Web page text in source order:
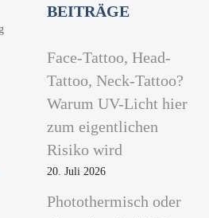
BEITRÄGE
Face-Tattoo, Head-
Tattoo, Neck-Tattoo?
Warum UV-Licht hier
zum eigentlichen
Risiko wird
20. Juli 2026
Photothermisch oder